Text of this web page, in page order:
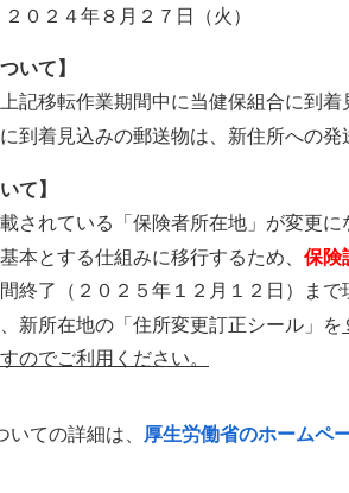
２０２４年８月２７日（火）
いて】
記移転作業期間中に当健保組合に到着
到着見込みの郵送物は、新住所への発
て】
されている「保険者所在地」が変更
本とする仕組みに移行するため、 保険
終了（２０２５年１２月１２日）ま
新所在地の「住所変更訂正シール」を
のでご利用ください。
ての詳細は、 厚生労働省のホームペ